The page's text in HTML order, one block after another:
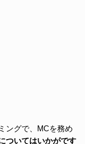
ングで、MCを務め
ついてはいかがです